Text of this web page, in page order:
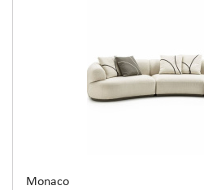
Monaco